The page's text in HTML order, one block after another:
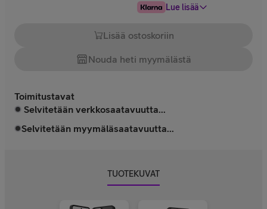
Lue lisää
Lisää ostoskoriin
Nouda heti myymälästä
Toimitustavat
Selvitetään verkkosaatavuutta...
Selvitetään myymäläsaatavuutta...
TUOTEKUVAT